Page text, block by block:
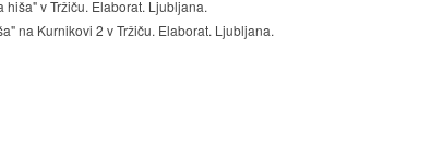
v Tržiču. Elaborat. Ljubljana.
na Kurnikovi 2 v Tržiču. Elaborat. Ljubljana.